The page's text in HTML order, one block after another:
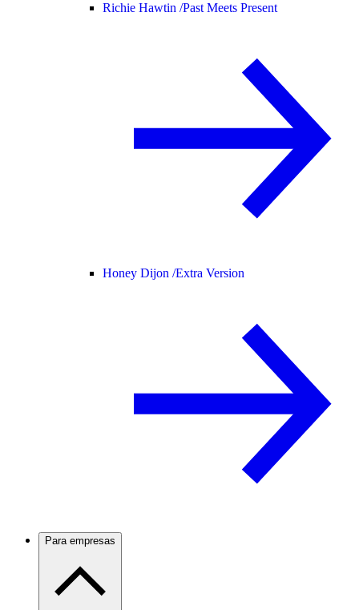
Richie Hawtin /Past Meets Present
Honey Dijon /Extra Version
Para empresas